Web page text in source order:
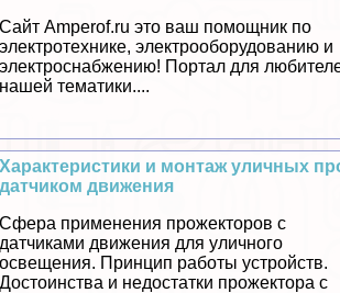
Сайт Amperof.ru это ваш помощник по
электротехнике, электрооборудованию и
электроснабжению! Портал для
нашей тематики....
Хаpaктеристики и монтаж уличных
датчиком движения
Сфера применения прожекторов с
датчиками движения для уличного
освещения. Принцип работы устройств.
Достоинства и недостатки прожектора с